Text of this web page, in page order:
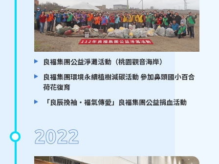
良福集團公益淨灘活動（桃園觀音海岸）
良福集團環境永續植樹減碳活動 參加鼻頭國小百合
荷花復育
「良辰挽袖・福氣傳愛」良福集團公益捐血活動
2022